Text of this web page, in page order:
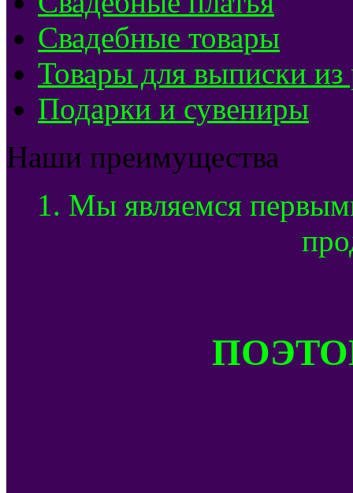
Свадебные товары
Товары для выписки из
Подарки и сувениры
Наши преимущества
1. Мы являемся